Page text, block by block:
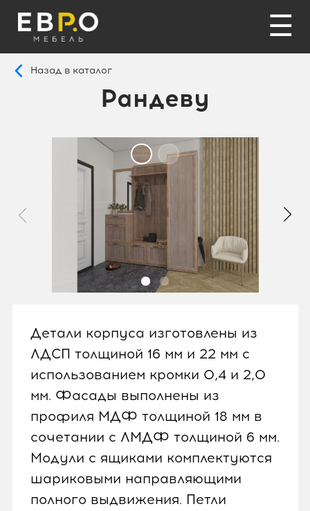
☰
Назад в каталог
Рандеву
Детали корпуса изготовлены из
ЛДСП толщиной 16 мм и 22 мм с
использованием кромки 0,4 и 2,0
мм. Фасады выполнены из
профиля МДФ толщиной 18 мм в
сочетании с ЛМДФ толщиной 6 мм.
Модули с ящиками комплектуются
шариковыми направляющими
полного выдвижения. Петли